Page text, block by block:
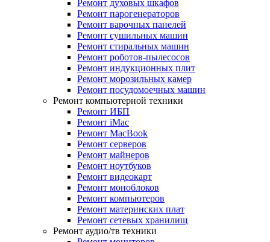
Ремонт духовых шкафов
Ремонт парогенераторов
Ремонт варочных панелей
Ремонт сушильных машин
Ремонт стиральных машин
Ремонт роботов-пылесосов
Ремонт индукционных плит
Ремонт морозильных камер
Ремонт посудомоечных машин
Ремонт компьютерной техники
Ремонт ИБП
Ремонт iMac
Ремонт MacBook
Ремонт серверов
Ремонт майнеров
Ремонт ноутбуков
Ремонт видеокарт
Ремонт моноблоков
Ремонт компьютеров
Ремонт материнских плат
Ремонт сетевых хранилищ
Ремонт аудио/тв техники